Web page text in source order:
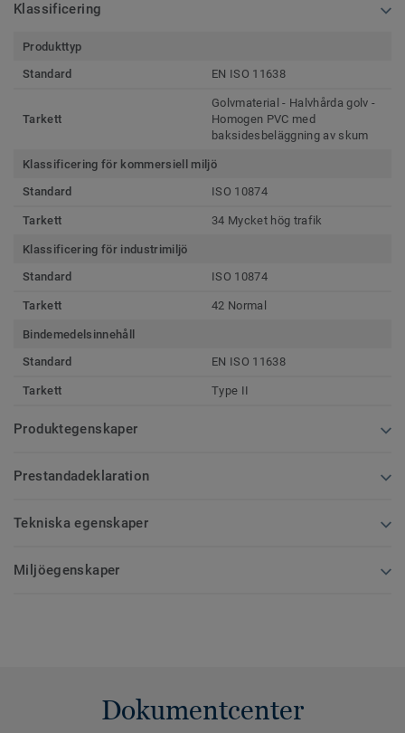
Klassificering
Produkttyp
Standard
EN ISO 11638
Tarkett
Golvmaterial - Halvhårda golv -
Homogen PVC med
baksidesbeläggning av skum
Klassificering för kommersiell miljö
Standard
ISO 10874
Tarkett 34 Mycket hög trafik
Klassificering för industrimiljö
Standard
ISO 10874
Tarkett 42 Normal
Bindemedelsinnehåll
Standard
EN ISO 11638
Tarkett Type II
Produktegenskaper
Prestandadeklaration
Tekniska egenskaper
Miljöegenskaper
Dokumentcenter